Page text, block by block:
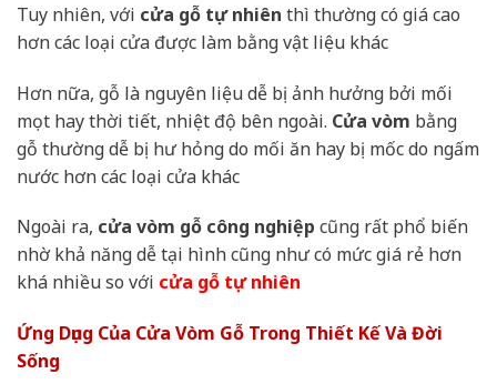
Tuy nhiên, với cửa gỗ tự nhiên thì thường có giá cao
hơn các loại cửa được làm bằng vật liệu khác
Hơn nữa, gỗ là nguyên liệu dễ bị ảnh hưởng bởi mối
mọt hay thời tiết, nhiệt độ bên ngoài. Cửa vòm bằng
gỗ thường dễ bị hư hỏng do mối ăn hay bị mốc do ngấm
nước hơn các loại cửa khác
Ngoài ra, cửa vòm gỗ công nghiệp cũng rất phổ biến
nhờ khả năng dễ tại hình cũng như có mức giá rẻ hơn
khá nhiều so với cửa gỗ tự nhiên
Ứng Dụng Của Cửa Vòm Gỗ Trong Thiết Kế Và Đời
Sống